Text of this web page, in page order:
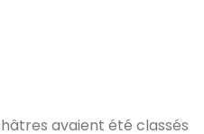
avaient été classés